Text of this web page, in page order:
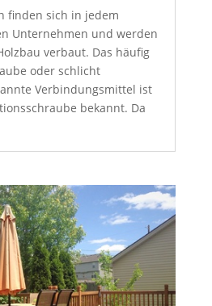
finden sich in jedem
Unternehmen und werden
verbaut. Das häufig
oder schlicht
Verbindungsmittel ist
bekannt. Da